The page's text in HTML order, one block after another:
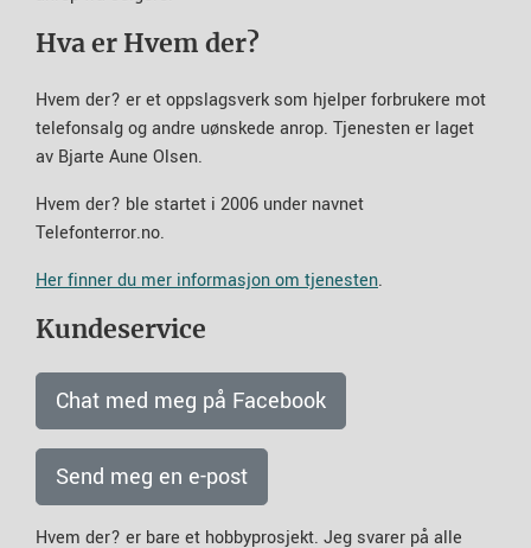
Hva er Hvem der?
Hvem der? er et oppslagsverk som hjelper forbrukere mot
telefonsalg og andre uønskede anrop. Tjenesten er laget
av Bjarte Aune Olsen.
Hvem der? ble startet i 2006 under navnet
Telefonterror.no.
Her finner du mer informasjon om tjenesten.
Kundeservice
Chat med meg på Facebook
Send meg en e-post
Hvem der? er bare et hobbyprosjekt. Jeg svarer på alle